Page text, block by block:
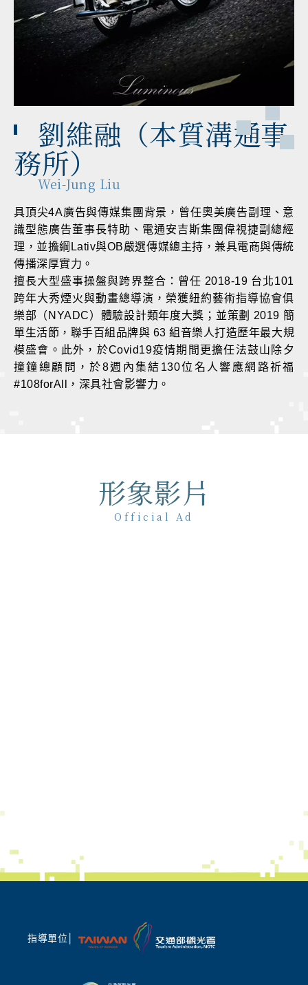
劉維融（本質溝通事
務所）
Wei-Jung Liu
具頂尖4A廣告與傳媒集團背景，曾任奧美廣告副理、意
識型態廣告董事長特助、電通安吉斯集團偉視捷副總經
理，並擔綱Lativ與OB嚴選傳媒總主持，兼具電商與傳統
傳播深厚實力。
擅長大型盛事操盤與跨界整合：曾任 2018-19 台北101
跨年大秀煙火與動畫總導演，榮獲紐約藝術指導協會俱
樂部（NYADC）體驗設計類年度大獎；並策劃 2019 簡
單生活節，聯手百組品牌與 63 組音樂人打造歷年最大規
模盛會。此外，於Covid19疫情期間更擔任法鼓山除夕
撞鐘總顧問，於8週內集結130位名人響應網路祈福
#108forAll，深具社會影響力。
形象影片
Official Ad
指導單位│